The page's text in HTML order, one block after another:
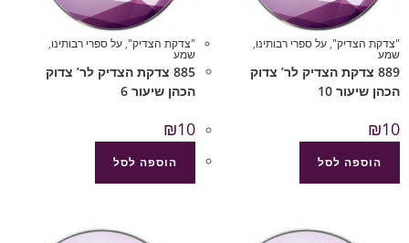
"צדקת הצדיק",על ספרי רבותינו,
שמע
889 צדקת הצדיק לר’ צדוק
הכהן שיעור 10
₪10
הוספה לסל
"צדקת הצדיק",על ספרי רבותינו,
שמע
885 צדקת הצדיק לר’ צדוק
הכהן שיעור 6
₪10
הוספה לסל